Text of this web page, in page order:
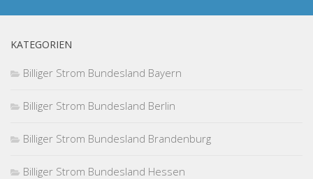
KATEGORIEN
Billiger Strom Bundesland Bayern
Billiger Strom Bundesland Berlin
Billiger Strom Bundesland Brandenburg
Billiger Strom Bundesland Hessen